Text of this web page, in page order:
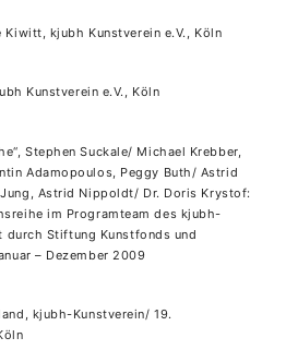
Kiwitt, kjubh Kunstverein e.V., Köln
Kunstverein e.V., Köln
Stephen Suckale/ Michael Krebber,
Adamopoulos, Peggy Buth/ Astrid
Astrid Nippoldt/ Dr. Doris Krystof:
im Programteam des kjubh-
durch Stiftung Kunstfonds und
– Dezember 2009
kjubh-Kunstverein/ 19.